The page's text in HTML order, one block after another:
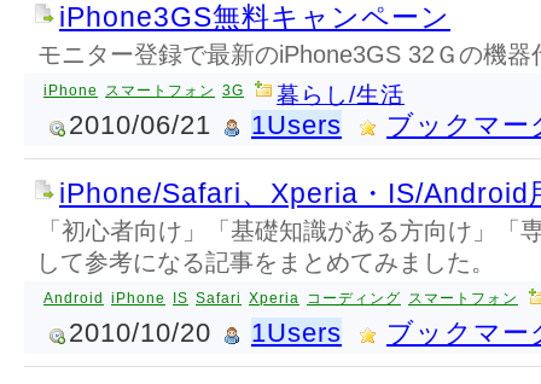
iPhone3GS無料キャンペーン
モニター登録で最新のiPhone3GS 32Ｇの機
iPhone スマートフォン 3G 暮らし/生活
2010/06/21 1Users ブックマー
iPhone/Safari、Xperia・IS/Android
「初心者向け」「基礎知識がある方向け」「
して参考になる記事をまとめてみました。
Android iPhone IS Safari Xperia コーディング スマートフォン
2010/10/20 1Users ブックマー